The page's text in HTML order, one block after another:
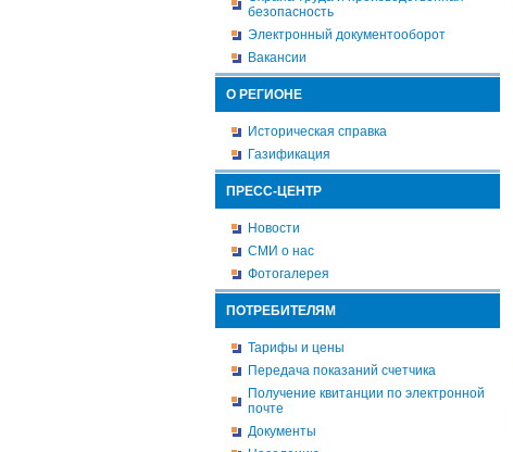
безопасность
Электронный документооборот
Вакансии
О РЕГИОНЕ
Историческая справка
Газификация
ПРЕСС-ЦЕНТР
Новости
СМИ о нас
Фотогалерея
ПОТРЕБИТЕЛЯМ
Тарифы и цены
Передача показаний счетчика
Получение квитанции по электронной
почте
Документы